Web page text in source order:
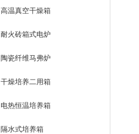
高温真空干燥箱
耐火砖箱式电炉
陶瓷纤维马弗炉
干燥培养二用箱
电热恒温培养箱
隔水式培养箱